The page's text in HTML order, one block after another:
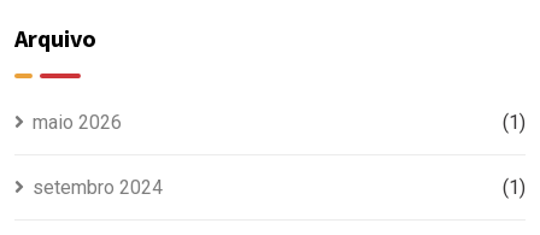
Arquivo
maio 2026 (1)
setembro 2024 (1)